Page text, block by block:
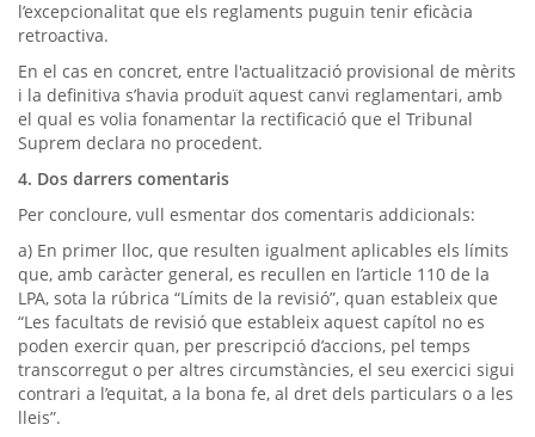
l’excepcionalitat que els reglaments puguin tenir eficàcia
retroactiva.
En el cas en concret, entre l'actualització provisional de mèrits
i la definitiva s’havia produït aquest canvi reglamentari, amb
el qual es volia fonamentar la rectificació que el Tribunal
Suprem declara no procedent.
4. Dos darrers comentaris
Per concloure, vull esmentar dos comentaris addicionals:
a) En primer lloc, que resulten igualment aplicables els límits
que, amb caràcter general, es recullen en l’article 110 de la
LPA, sota la rúbrica “Límits de la revisió”, quan estableix que
“Les facultats de revisió que estableix aquest capítol no es
poden exercir quan, per prescripció d’accions, pel temps
transcorregut o per altres circumstàncies, el seu exercici sigui
contrari a l’equitat, a la bona fe, al dret dels particulars o a les
lleis”.